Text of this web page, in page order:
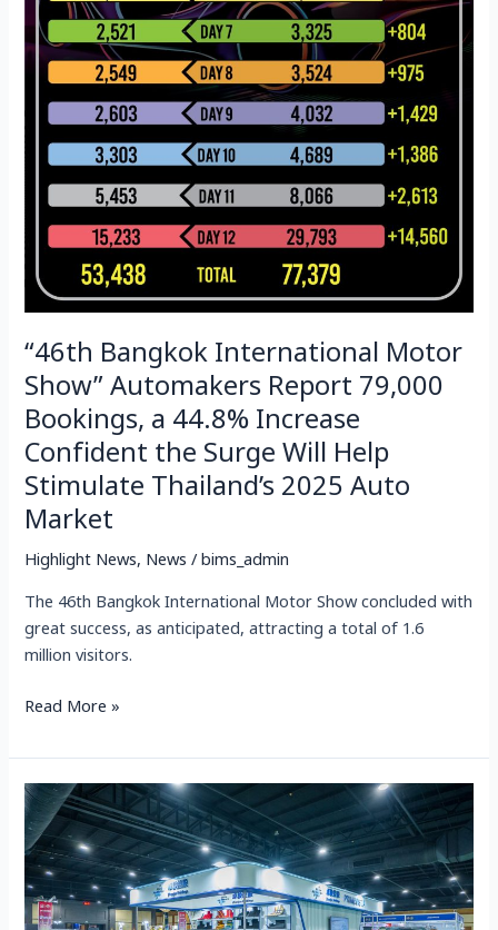
抽
奖
总
品
价
190
万
“46th Bangkok International Motor
Show” Automakers Report 79,000
Bookings, a 44.8% Increase
Confident the Surge Will Help
Stimulate Thailand’s 2025 Auto
Market
Highlight News, News /bims_admin
The 46th Bangkok International Motor Show concluded with
great success, as anticipated, attracting a total of 1.6
million visitors.
Confident
the
Surge
Will
Help
Stimulate
Thailand’s
2025
Auto
Market
Read More »
泰
国
汽
车
企